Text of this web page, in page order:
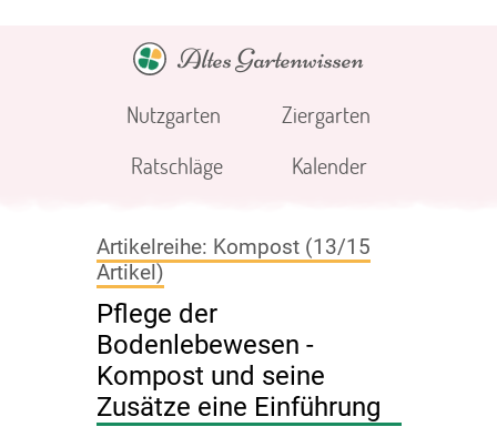
Altes Gartenwissen
Nutzgarten
Ziergarten
Ratschläge
Kalender
Kompost 13 15
Pflege der
Bodenlebewesen -
Kompost und seine
Zusätze eine Einführung